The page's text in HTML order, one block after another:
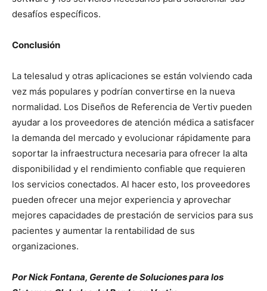
desafíos específicos.
Conclusión
La telesalud y otras aplicaciones se están volviendo cada
vez más populares y podrían convertirse en la nueva
normalidad. Los Diseños de Referencia de Vertiv pueden
ayudar a los proveedores de atención médica a satisfacer
la demanda del mercado y evolucionar rápidamente para
soportar la infraestructura necesaria para ofrecer la alta
disponibilidad y el rendimiento confiable que requieren
los servicios conectados. Al hacer esto, los proveedores
pueden ofrecer una mejor experiencia y aprovechar
mejores capacidades de prestación de servicios para sus
pacientes y aumentar la rentabilidad de sus
organizaciones.
Por Nick Fontana, Gerente de Soluciones para los